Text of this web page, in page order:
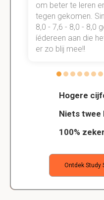
Hogere
Niets twee
100%
Ontdek Study
om beter te leren
tegen gekomen.
8,0 - 7,6 - 8,0 - 8,0
íédereen aan die
er zo blij mee!!